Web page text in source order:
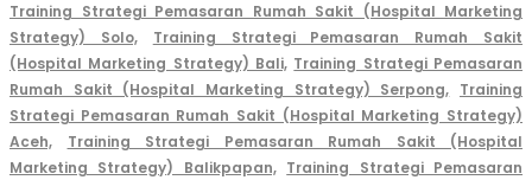
Training Strategi Pemasaran Rumah Sakit (Hospital Marketing
Strategy) Solo,
Training Strategi Pemasaran Rumah Sakit
(Hospital Marketing Strategy) Bali, Training Strategi Pemasaran
Rumah Sakit (Hospital Marketing Strategy) Serpong, Training
Strategi Pemasaran Rumah Sakit (Hospital Marketing Strategy)
Aceh,
Training Strategi Pemasaran Rumah Sakit (Hospital
Marketing Strategy) Balikpapan, Training Strategi Pemasaran